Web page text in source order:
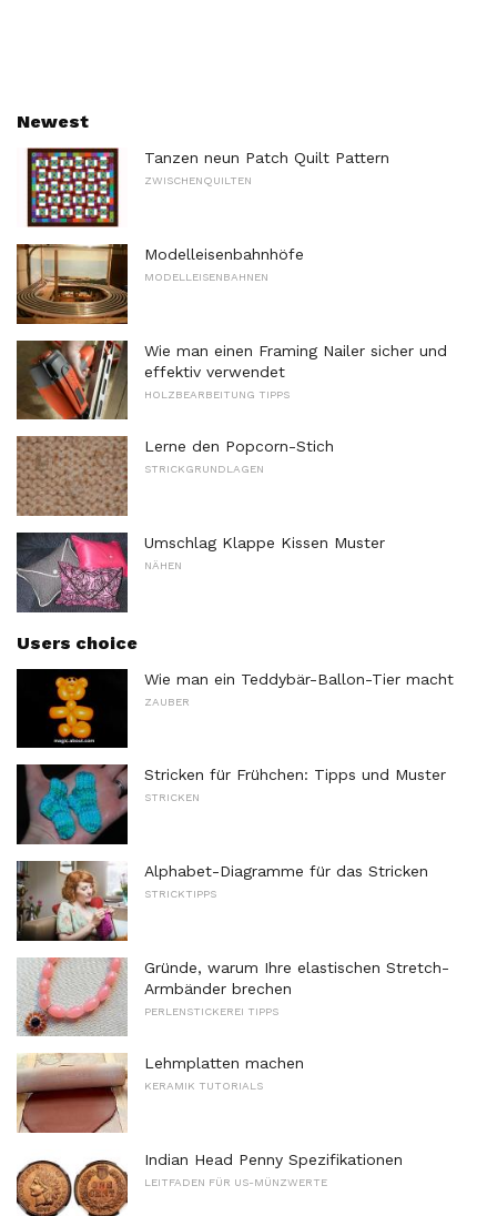
Newest
Tanzen neun Patch Quilt Pattern
ZWISCHENQUILTEN
Modelleisenbahnhöfe
MODELLEISENBAHNEN
Wie man einen Framing Nailer sicher und
effektiv verwendet
HOLZBEARBEITUNG TIPPS
Lerne den Popcorn-Stich
STRICKGRUNDLAGEN
Umschlag Klappe Kissen Muster
NÄHEN
Users choice
Wie man ein Teddybär-Ballon-Tier macht
ZAUBER
Stricken für Frühchen: Tipps und Muster
STRICKEN
Alphabet-Diagramme für das Stricken
STRICKTIPPS
Gründe, warum Ihre elastischen Stretch-
Armbänder brechen
PERLENSTICKEREI TIPPS
Lehmplatten machen
KERAMIK TUTORIALS
Indian Head Penny Spezifikationen
LEITFADEN FÜR US-MÜNZWERTE